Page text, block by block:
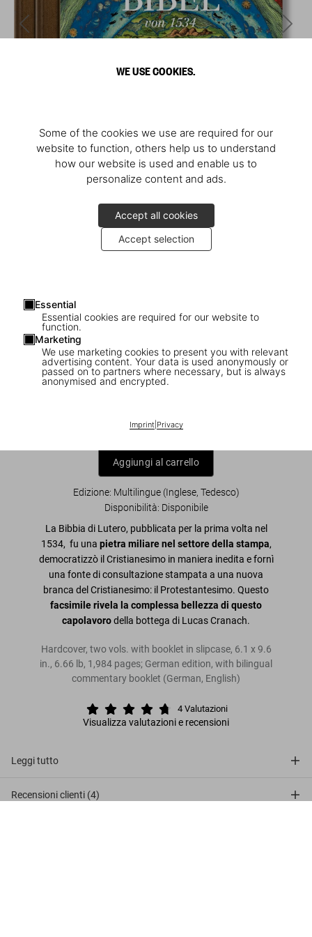
WE USE COOKIES.
Some of the cookies we use are required for our
website to function, others help us to understand
how our website is used and enable us to
personalize content and ads.
Accept all cookies
Accept selection
Essential
Essential cookies are required for our website to
function.
Marketing
We use marketing cookies to present you with relevant
advertising content. Your data is used anonymously or
passed on to partners where necessary, but is always
anonymised and encrypted.
Imprint| Privacy
1/10
Die Luther-Bibel von 1534
US$ 80
Aggiungi al carrello
Edizione: Multilingue (Inglese, Tedesco)
Disponibilità: Disponibile
La Bibbia di Lutero, pubblicata per la prima volta nel
1534, fu una pietra miliare nel settore della stampa,
democratizzò il Cristianesimo in maniera inedita e fornì
una fonte di consultazione stampata a una nuova
branca del Cristianesimo: il Protestantesimo. Questo
facsimile rivela la complessa bellezza di questo
capolavorodella bottega di Lucas Cranach.
Hardcover, two vols. with booklet in slipcase, 6.1 x 9.6
in., 6.66 lb, 1,984 pages; German edition, with bilingual
commentary booklet (German, English)
4 Valutazioni
Visualizza valutazioni e recensioni
Leggi tutto
Recensioni clienti (4)